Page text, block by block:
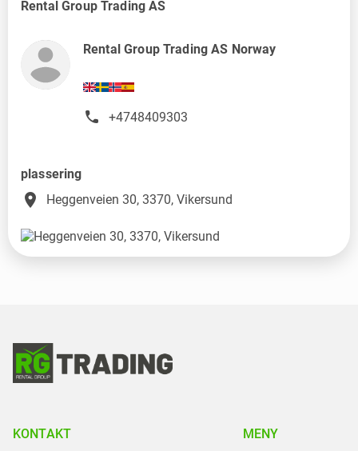
Rental Group Trading AS
Rental Group Trading AS Norway
+4748409303
plassering
place Heggenveien 30, 3370, Vikersund
KONTAKT MENY